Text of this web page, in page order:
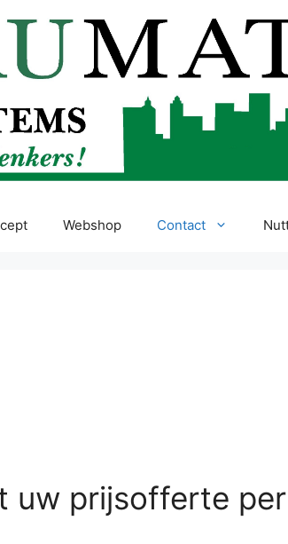
Webshop Contact
uw prijsofferte